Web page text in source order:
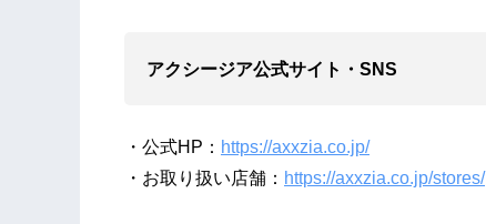
アクシージア公式サイト・SNS
・公式HP： https://axxzia.co.jp/
・お取り扱い店舗： https://axxzia.co.jp/stores/